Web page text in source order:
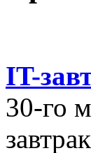
IT-
30-го